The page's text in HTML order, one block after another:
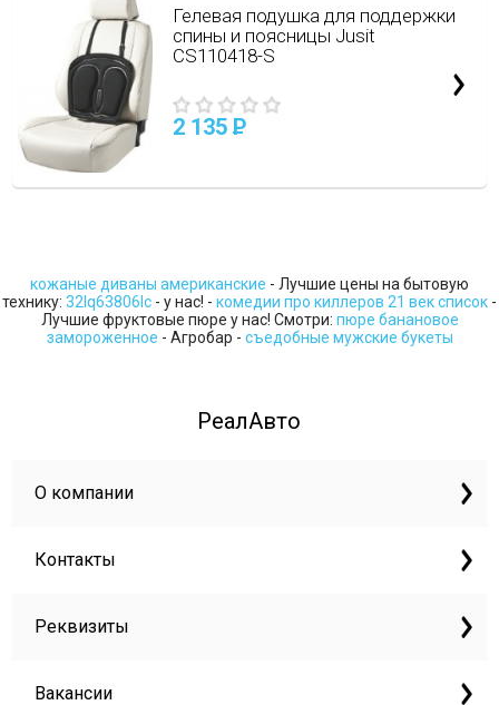
Гелевая подушка для поддержки
спины и поясницы Jusit
CS110418-S
2 135 P
кожаные диваны американские - Лучшие цены на бытовую
технику: 32lq63806lc - у нас! - комедии про киллеров 21 век список -
Лучшие фруктовые пюре у нас! Смотри: пюре банановое
замороженное - Агробар - съедобные мужские букеты
РеалАвто
О компании
Контакты
Реквизиты
Вакансии